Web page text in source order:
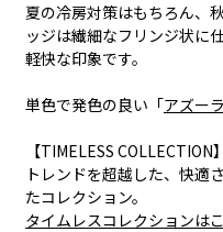
夏の冷房対策はもちろん、
ッジは繊細なフリンジ状に
軽快な印象です。
単色で発色の良い「アズー
【TIMELESS COLLECTION】
トレンドを超越した、快適
たコレクション。
タイムレスコレクションは